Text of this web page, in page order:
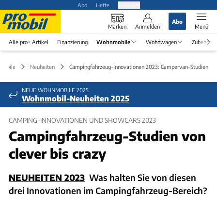
Abo Hefte
Marken Anmelden
Abo
Menü
Alle pro+ Artikel Finanzierung Wohnmobile Wohnwagen Zubehör
Neuheiten Campingfahrzeug-Innovationen 2023: Campervan-Studien
NEUE WOHNMOBILE 2025
Wohnmobil-Neuheiten 2025
CAMPING-INNOVATIONEN UND SHOWCARS 2023
Campingfahrzeug-Studien von
clever bis crazy
NEUHEITEN 2023 Was halten Sie von diesen
drei Innovationen im Campingfahrzeug-Bereich?